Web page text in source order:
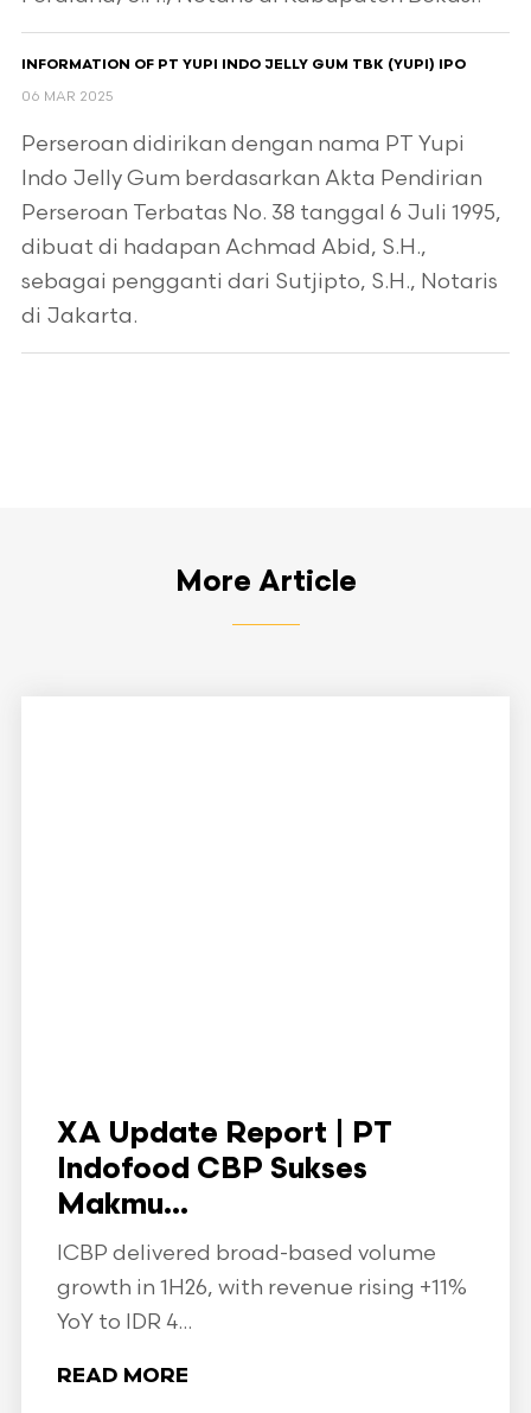
INFORMATION OF PT YUPI INDO JELLY GUM TBK (YUPI) IPO
06 MAR 2025
Perseroan didirikan dengan nama PT Yupi
Indo Jelly Gum berdasarkan Akta Pendirian
Perseroan Terbatas No. 38 tanggal 6 Juli 1995,
dibuat di hadapan Achmad Abid, S.H.,
sebagai pengganti dari Sutjipto, S.H., Notaris
di Jakarta.
More Article
XA Update Report | PT
Indofood CBP Sukses
Makmu...
ICBP delivered broad-based volume
growth in 1H26, with revenue rising +11%
YoY to IDR 4...
READ MORE